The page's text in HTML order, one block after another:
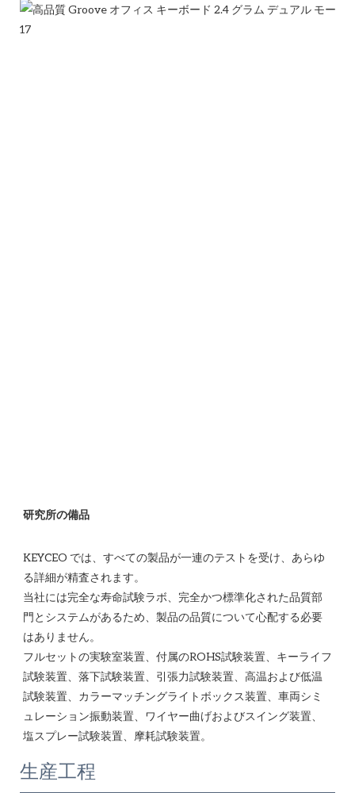
KEYCEO では、すべての製品が一連のテストを受け、あらゆ
る詳細が精査されます。
当社には完全な寿命試験ラボ、完全かつ標準化された品質部
門とシステムがあるため、製品の品質について心配する必要
はありません。
フルセットの実験室装置、付属のROHS試験装置、キーライフ
試験装置、落下試験装置、引張力試験装置、高温および低温
試験装置、カラーマッチングライトボックス装置、車両シミ
ュレーション振動装置、ワイヤー曲げおよびスイング装置、
生産工程